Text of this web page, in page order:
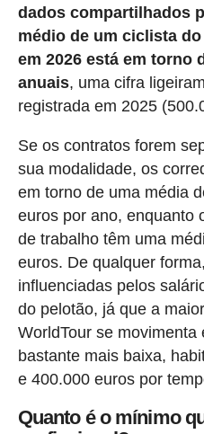
dados compartilhados
médio de um ciclista
em 2026 está em torno
anuais, uma cifra
registrada em 2025
Se os contratos forem
sua modalidade, os
em torno de uma média
euros por ano, enquanto
de trabalho têm uma
euros. De qualquer
influenciadas pelos
do pelotão, já que a
WorldTour se movimenta
bastante mais baixa,
e 400.000 euros por
Quanto é o mínimo